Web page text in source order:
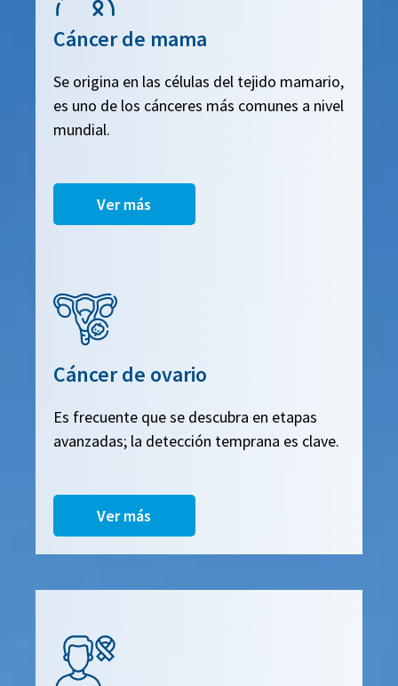
Cáncer de mama
Se origina en las células del tejido mamario,
es uno de los cánceres más comunes a nivel
mundial.
Ver más
Cáncer de ovario
Es frecuente que se descubra en etapas
avanzadas; la detección temprana es clave.
Ver más